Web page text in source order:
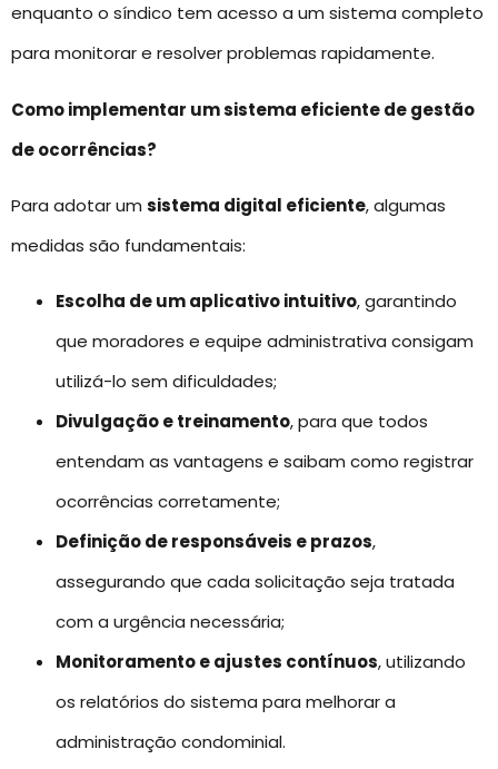
enquanto o síndico tem acesso a um sistema completo
para monitorar e resolver problemas rapidamente.
Como implementar um sistema eficiente de gestão
de ocorrências?
Para adotar um sistema digital eficiente, algumas
medidas são fundamentais:
Escolha de um aplicativo intuitivo, garantindo
que moradores e equipe administrativa consigam
utilizá-lo sem dificuldades;
Divulgação e treinamento, para que todos
entendam as vantagens e saibam como registrar
ocorrências corretamente;
Definição de responsáveis e prazos,
assegurando que cada solicitação seja tratada
com a urgência necessária;
Monitoramento e ajustes contínuos, utilizando
os relatórios do sistema para melhorar a
administração condominial.